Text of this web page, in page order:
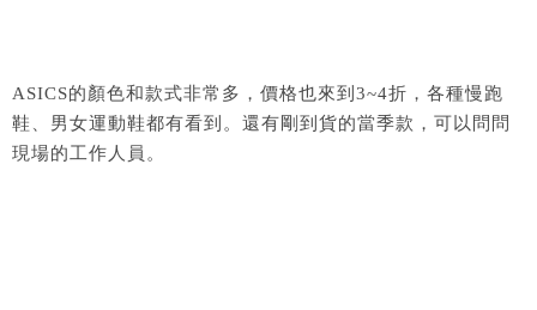
ASICS的顏色和款式非常多，價格也來到3~4折，各種慢跑
鞋、男女運動鞋都有看到。還有剛到貨的當季款，可以問問
現場的工作人員。